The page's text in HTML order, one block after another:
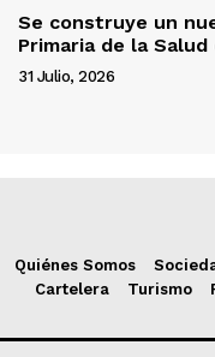
Se construye un
Primaria de la
31 Julio, 2026
Quiénes Somos
Cartelera
Turismo